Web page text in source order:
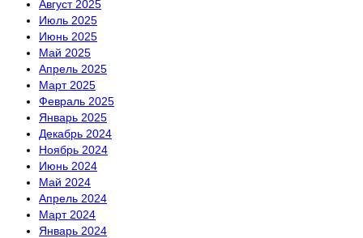
Август 2025
Июль 2025
Июнь 2025
Май 2025
Апрель 2025
Март 2025
Февраль 2025
Январь 2025
Декабрь 2024
Ноябрь 2024
Июнь 2024
Май 2024
Апрель 2024
Март 2024
Январь 2024